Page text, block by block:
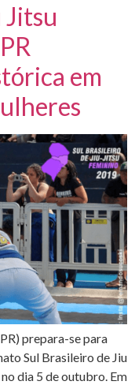
Jitsu
em
prepara-se para
Sul Brasileiro de Jiu
dia 5 de outubro. Em